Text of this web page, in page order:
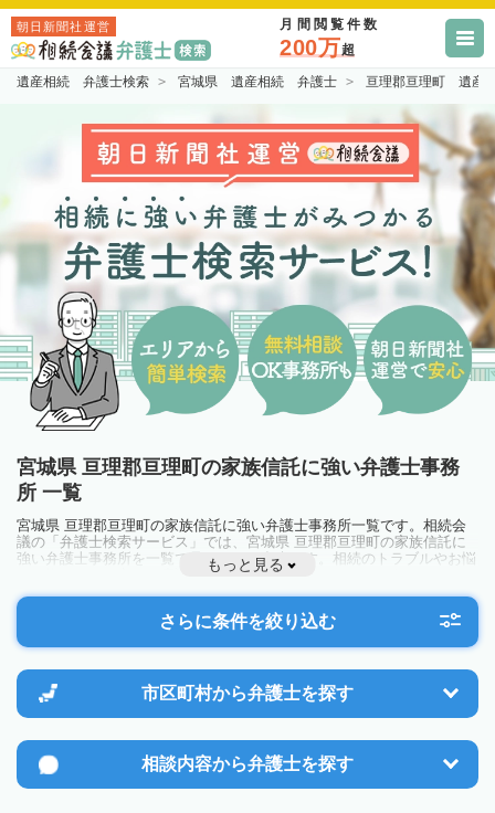
朝日新聞社運営 月間閲覧件数
200万超
遺産相続 弁護士検索 宮城県 遺産相続 弁護士 亘理郡亘理町 遺産
宮城県 亘理郡亘理町の家族信託に強い弁護士事務
所 一覧
宮城県 亘理郡亘理町の家族信託に強い弁護士事務所一覧です。相続会
議の「弁護士検索サービス」では、宮城県 亘理郡亘理町の家族信託に
強い弁護士事務所を一覧で見ることが出来ます。相続のトラブルやお悩
みを抱えている方は一度近隣の弁護士に相談してみましょう。
もっと見る
さらに条件を絞り込む
市区町村から弁護士を探す
相談内容から弁護士を探す